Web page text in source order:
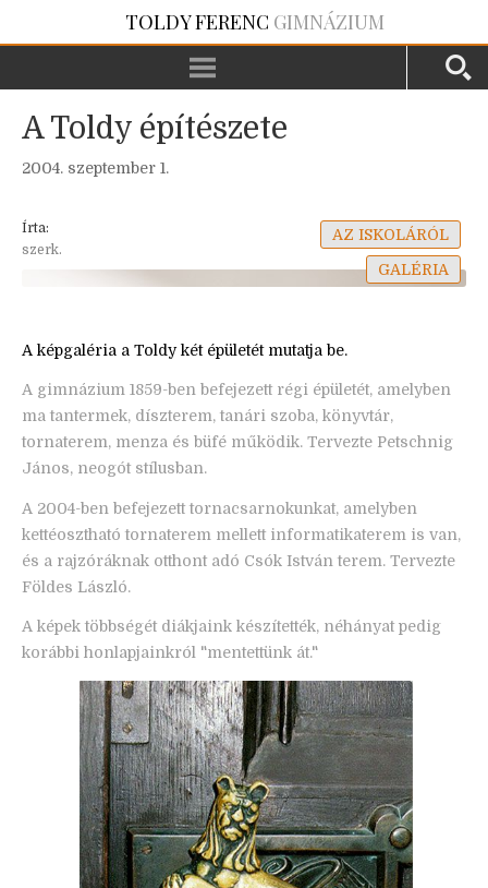
TOLDY FERENC GIMNÁZIUM
A Toldy építészete
2004. szeptember 1.
Írta:
szerk.
AZ ISKOLÁRÓL
GALÉRIA
A képgaléria a Toldy két épületét mutatja be.
A gimnázium 1859-ben befejezett régi épületét, amelyben
ma tantermek, díszterem, tanári szoba, könyvtár,
tornaterem, menza és büfé működik. Tervezte Petschnig
János, neogót stílusban.
A 2004-ben befejezett tornacsarnokunkat, amelyben
kettéosztható tornaterem mellett informatikaterem is van,
és a rajzóráknak otthont adó Csók István terem. Tervezte
Földes László.
A képek többségét diákjaink készítették, néhányat pedig
korábbi honlapjainkról "mentettünk át."